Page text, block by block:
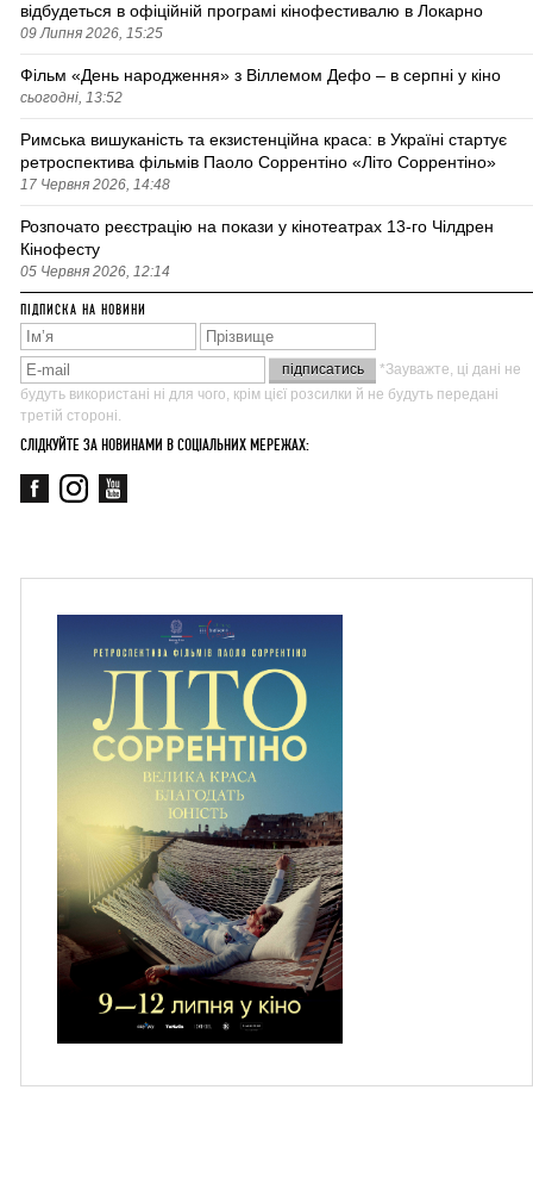
відбудеться в офіційній програмі кінофестивалю в Локарно
09 Липня 2026, 15:25
Фільм «День народження» з Віллемом Дефо – в серпні у кіно
сьогодні, 13:52
Римська вишуканість та екзистенційна краса: в Україні стартує
ретроспектива фільмів Паоло Соррентіно «Літо Соррентіно»
17 Червня 2026, 14:48
Розпочато реєстрацію на покази у кінотеатрах 13-го Чілдрен
Кінофесту
05 Червня 2026, 12:14
ПІДПИСКА НА НОВИНИ
*Зауважте, ці дані не
будуть використані ні для чого, крім цієї розсилки й не будуть передані
третій стороні.
СЛІДКУЙТЕ ЗА НОВИНАМИ В СОЦІАЛЬНИХ МЕРЕЖАХ: